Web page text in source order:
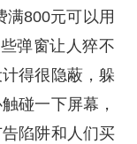
满800元可以用
弹窗让人猝不
得很隐蔽，躲
碰一下屏幕，
陷阱和人们买